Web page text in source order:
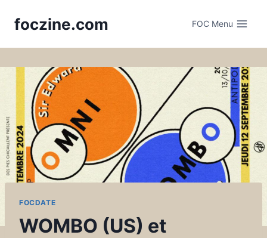
foczine.com FOC Menu
FOCDATE
WOMBO (US) et